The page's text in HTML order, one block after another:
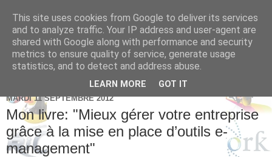
Brice Cornet: serial
entrepreneur hédoniste
MARDI 11 SEPTEMBRE 2012
Mon livre: "Mieux gérer votre entreprise
grâce à la mise en place d’outils e-
management"
This site uses cookies from Google to deliver its services
and to analyze traffic. Your IP address and user-agent are
shared with Google along with performance and security
metrics to ensure quality of service, generate usage
statistics, and to detect and address abuse.
LEARN MORE GOT IT